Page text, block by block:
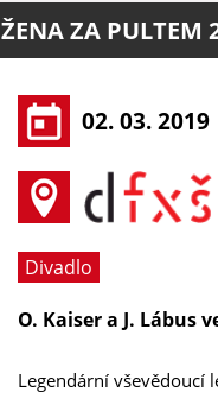
ŽENA ZA PULTEM
02. 03. 2019
Divadlo
O. Kaiser a J. Lábus
Legendární vševědoucí